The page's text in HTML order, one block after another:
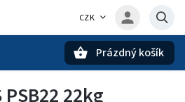
CZK
Prázdný košík
22kg